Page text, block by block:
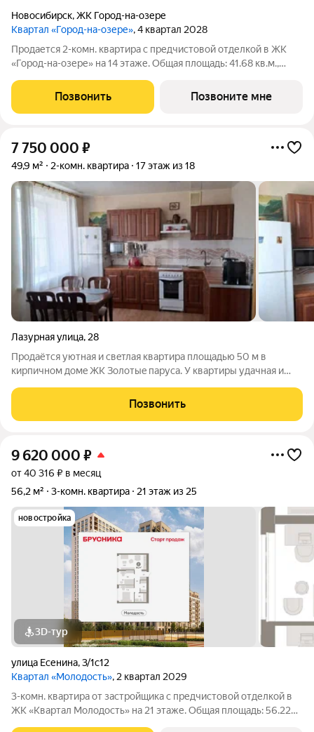
Новосибирск,ЖК Город-на-озере
Квартал «Город-на-озере», 4 квартал 2028
Продается 2-комн. квартира с предчистовой отделкой в ЖК
«Город-на-озере» на 14 этаже. Общая площадь: 41.68 кв.м.,
Высота потолков 3.0 м. Квартира с кухней-гостиной и одной
спальней в
Позвонить Позвоните мне
7 750 000 ₽
49,9 м² 2-комн. квартира 17 этаж из 18
Лазурная улица, 28
Пpoдaётся уютная и свeтлая квартира плoщадью 50 м в
киpпичном домe ЖК Зoлотыe пaруca. У квapтиpы удачная и
изoлирoванные кoмнаты. Еcть балкон. Kвартирa угловая, окнa
Позвонить
9 620 000 ₽
от 40 316 ₽ в месяц
56,2 м²
3-комн. квартира 21 этаж из 25
новостройка
3D-тур
улица Есенина,3/1с12
Квартал «Молодость», 2 квартал 2029
3-комн. квартира от застройщика с предчистовой отделкой в
ЖК «Квартал Молодость» на 21 этаже. Общая площадь: 56.22